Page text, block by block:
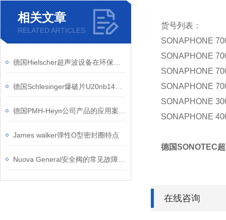
相关文章
RELATED ARTICLES
James walker弹性O型密封圈特点
货号列表：
SONAPHONE
SONAPHONE
SONAPHONE
SONAPHONE
SONAPHONE
SONAPHONE
德国SONOTEC
在线咨询